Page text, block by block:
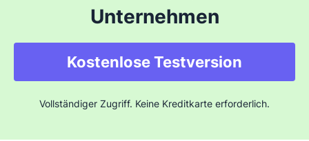
Unternehmen
Kostenlose Testversion
Vollständiger Zugriff. Keine Kreditkarte erforderlich.